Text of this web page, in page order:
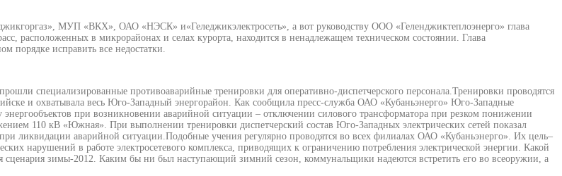
МУП «ВКХ», ОАО «НЭСК» и«Геледжикэлектросеть», а вот руководству ООО «Геленджиктеплоэнерго» глава
расположенных в микрорайонах и селах курорта, находится в ненадлежащем техническом состоянии. Глава
порядке исправить все недостатки.
специализированные противоаварийные тренировки для оперативно-диспетчерского персонала.Тренировки проводятся
и охватывала весь Юго-Западный энергорайон. Как сообщила пресс-служба ОАО «Кубаньэнерго» Юго-Западные
энергообъектов при возникновении аварийной ситуации – отключении силового трансформатора при резком понижении
110 кВ «Южная». При выполнении тренировки диспетчерский состав Юго-Западных электрических сетей показал
ликвидации аварийной ситуации.Подобные учения регулярно проводятся во всех филиалах ОАО «Кубаньэнерго». Их цель–
нарушений в работе электросетевого комплекса, приводящих к ограничению потребления электрической энергии. Какой
сценария зимы-2012. Каким бы ни был наступающий зимний сезон, коммунальщики надеются встретить его во всеоружии, а